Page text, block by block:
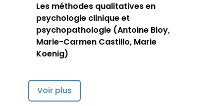
Les méthodes qualitatives en
psychologie clinique et
psychopathologie (Antoine Bioy,
Marie-Carmen Castillo, Marie
Koenig)
Voir plus